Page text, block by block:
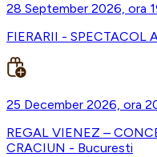
28 September 2026, ora
FIERARII - SPECTACOL
25 December 2026, ora
REGAL VIENEZ –
CRACIUN - Bucuresti